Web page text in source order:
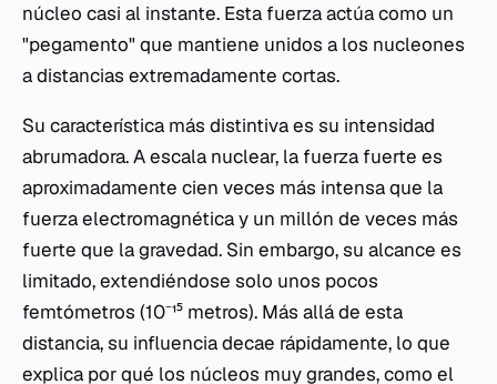
núcleo casi al instante. Esta fuerza actúa como un
"pegamento" que mantiene unidos a los nucleones
a distancias extremadamente cortas.
Su característica más distintiva es su intensidad
abrumadora. A escala nuclear, la fuerza fuerte es
aproximadamente cien veces más intensa que la
fuerza electromagnética y un millón de veces más
fuerte que la gravedad. Sin embargo, su alcance es
limitado, extendiéndose solo unos pocos
femtómetros (10⁻¹⁵ metros). Más allá de esta
distancia, su influencia decae rápidamente, lo que
explica por qué los núcleos muy grandes, como el